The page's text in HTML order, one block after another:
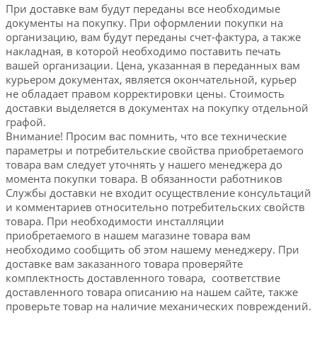
При доставке вам будут переданы все необходимые
документы на покупку. При оформлении покупки на
организацию, вам будут переданы счет-фактура, а также
накладная, в которой необходимо поставить печать
вашей организации. Цена, указанная в переданных вам
курьером документах, является окончательной, курьер
не обладает правом корректировки цены. Стоимость
доставки выделяется в документах на покупку отдельной
графой.
Внимание! Просим вас помнить, что все технические
параметры и потребительские свойства приобретаемого
товара вам следует уточнять у нашего менеджера до
момента покупки товара. В обязанности работников
Службы доставки не входит осуществление консультаций
и комментариев относительно потребительских свойств
товара. При необходимости инсталляции
приобретаемого в нашем магазине товара вам
необходимо сообщить об этом нашему менеджеру. При
доставке вам заказанного товара проверяйте
комплектность доставленного товара, соответствие
доставленного товара описанию на нашем сайте, также
проверьте товар на наличие механических повреждений.